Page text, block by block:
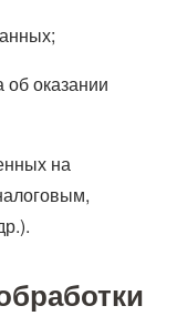
об оказании
на